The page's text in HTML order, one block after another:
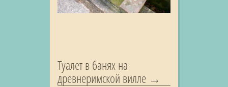
Туалет в банях на
древнеримской вилле